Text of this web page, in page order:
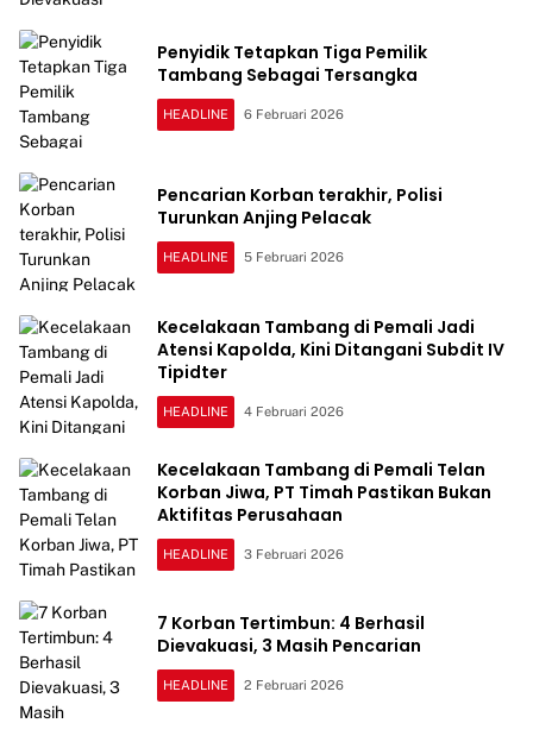
Penyidik Tetapkan Tiga Pemilik
Tambang Sebagai Tersangka
HEADLINE 6 Februari 2026
Pencarian Korban terakhir, Polisi
Turunkan Anjing Pelacak
HEADLINE 5 Februari 2026
Kecelakaan Tambang di Pemali Jadi
Atensi Kapolda, Kini Ditangani Subdit IV
Tipidter
HEADLINE 4 Februari 2026
Kecelakaan Tambang di Pemali Telan
Korban Jiwa, PT Timah Pastikan Bukan
Aktifitas Perusahaan
HEADLINE 3 Februari 2026
7 Korban Tertimbun: 4 Berhasil
Dievakuasi, 3 Masih Pencarian
HEADLINE 2 Februari 2026